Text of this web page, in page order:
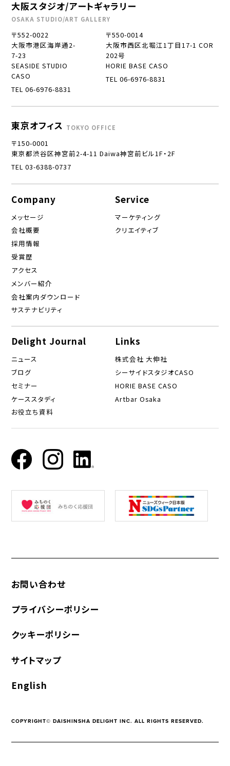
大阪スタジオ/アートギャラリー
OSAKA STUDIO/ART GALLERY
〒552-0022
大阪市港区海岸通2-
7-23
SEASIDE STUDIO
CASO
TEL 06-6976-8831
〒550-0014
大阪市西区北堀江1丁目17-1 COR
202号
HORIE BASE CASO
TEL 06-6976-8831
東京オフィス TOKYO OFFICE
〒150-0001
東京都渋谷区神宮前2-4-11 Daiwa神宮前ビル1F・2F
TEL 03-6388-0737
Company
メッセージ
会社概要
採用情報
受賞歴
アクセス
メンバー紹介
会社案内ダウンロード
サステナビリティ
Service
マーケティング
クリエイティブ
Delight Journal
ニュース
ブログ
セミナー
ケーススタディ
お役立ち資料
Links
株式会社 大伸社
シーサイドスタジオCASO
HORIE BASE CASO
Artbar Osaka
お問い合わせ
プライバシーポリシー
クッキーポリシー
サイトマップ
English
COPYRIGHT© DAISHINSHA DELIGHT INC. ALL RIGHTS RESERVED.